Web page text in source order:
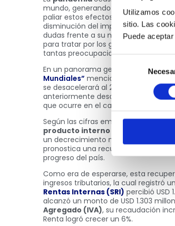
Utilizamos
sitio. Las
Puede
de
consentimiento
mundo, generando consecuencias
paliar estos efectos, los distintos
disminución del impacto delCOVID-
dudas frente a su nueva variante
para tratar por los gobiernos: la
tantas preocupaciones para este
En un panorama general, el reporte
Mundiales” menciona que en
se desacelerará al 2,6%. Por otra
anteriormente descrito se da en
que ocurre en el caso de Ecuador.
Según las cifras emitidas por este
producto interno bruto
(PIB)
un decrecimiento notorio de -7.8%
pronostica una recuperación del
progreso del país.
Como era de esperarse, esta
ingresos tributarios, la cual registró
Rentas Internas (SRI) percibió USD
alcanzó un monto de USD 1.303
Agregado (IVA), su recaudación
Renta logró crecer un 6%.